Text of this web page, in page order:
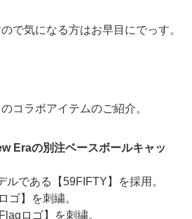
で気になる方はお早目にでっす。
コラボアイテムのご紹介。
Eraの別注ベースボールキャッ
である【59FIFTY】を採用。
ゴ】を刺繍。
ロゴ】を刺繍。